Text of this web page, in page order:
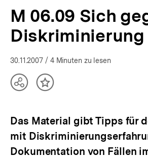
und
Integration
M 06.09 Sich
30.11.2007 / 4 Minuten zu lesen
TeilenInhalt
Das Material gibt Tipps für
mit
Dokumentation von Fällen